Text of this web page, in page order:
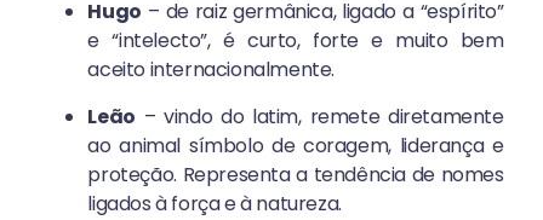
Hugo – de raiz germânica, ligado a “espírito”
e “intelecto”, é curto, forte e muito bem
aceito internacionalmente.
Leão – vindo do latim, remete diretamente
ao animal símbolo de coragem, liderança e
proteção. Representa a tendência de nomes
ligados à força e à natureza.